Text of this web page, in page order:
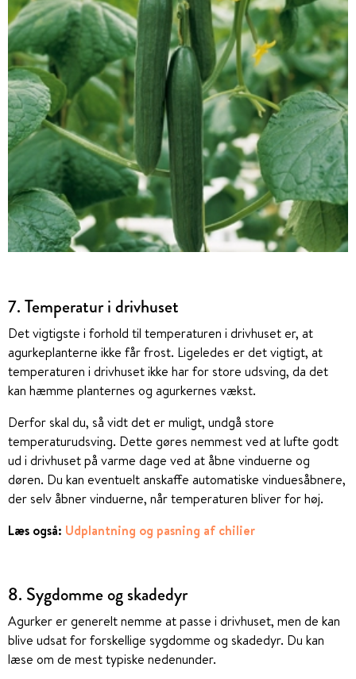
7. Temperatur i drivhuset
Det vigtigste i forhold til temperaturen i drivhuset er, at
agurkeplanterne ikke får frost. Ligeledes er det vigtigt, at
temperaturen i drivhuset ikke har for store udsving, da det
kan hæmme planternes og agurkernes vækst.
Derfor skal du, så vidt det er muligt, undgå store
temperaturudsving. Dette gøres nemmest ved at lufte godt
ud i drivhuset på varme dage ved at åbne vinduerne og
døren. Du kan eventuelt anskaffe automatiske vinduesåbnere,
der selv åbner vinduerne, når temperaturen bliver for høj.
Læs også: Udplantning og pasning af chilier
8. Sygdomme og skadedyr
Agurker er generelt nemme at passe i drivhuset, men de kan
blive udsat for forskellige sygdomme og skadedyr. Du kan
læse om de mest typiske nedenunder.